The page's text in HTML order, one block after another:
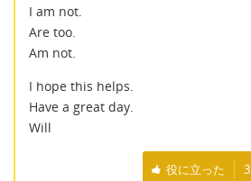
I am not.
Are too.
Am not.
I hope this helps.
Have a great day.
Will
役に立った 3